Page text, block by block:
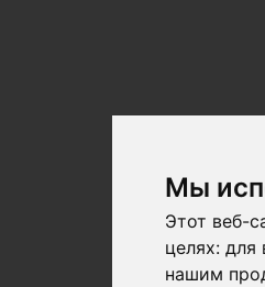
Мы
Этот веб-
целях: для
нашим